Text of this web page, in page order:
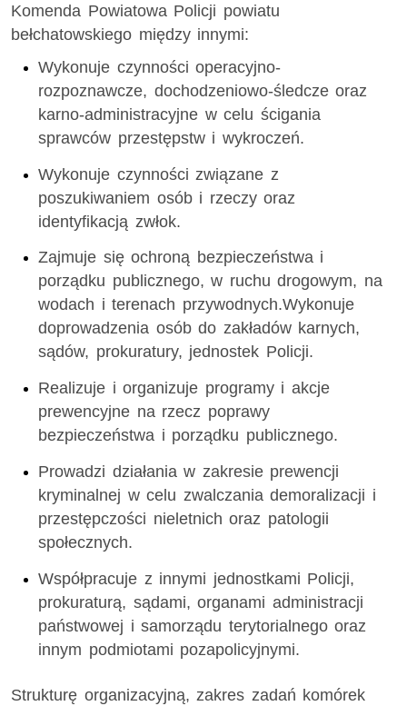
Komenda Powiatowa Policji powiatu
bełchatowskiego między innymi:
Wykonuje czynności operacyjno-
rozpoznawcze, dochodzeniowo-śledcze oraz
karno-administracyjne w celu ścigania
sprawców przestępstw i wykroczeń.
Wykonuje czynności związane z
poszukiwaniem osób i rzeczy oraz
identyfikacją zwłok.
Zajmuje się ochroną bezpieczeństwa i
porządku publicznego, w ruchu drogowym, na
wodach i terenach przywodnych.Wykonuje
doprowadzenia osób do zakładów karnych,
sądów, prokuratury, jednostek Policji.
Realizuje i organizuje programy i akcje
prewencyjne na rzecz poprawy
bezpieczeństwa i porządku publicznego.
Prowadzi działania w zakresie prewencji
kryminalnej w celu zwalczania demoralizacji i
przestępczości nieletnich oraz patologii
społecznych.
Współpracuje z innymi jednostkami Policji,
prokuraturą, sądami, organami administracji
państwowej i samorządu terytorialnego oraz
innym podmiotami pozapolicyjnymi.
Strukturę organizacyjną, zakres zadań komórek